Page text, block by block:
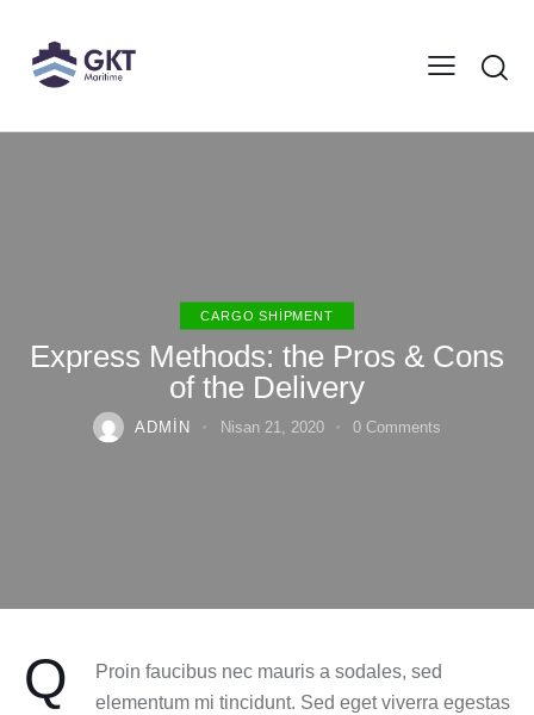
CARGO SHIPMENT
Express Methods: the Pros & Cons
of the Delivery
ADMIN Nisan 21, 2020 0 Comments
Q
Proin faucibus nec mauris a sodales, sed
elementum mi tincidunt. Sed eget viverra egestas